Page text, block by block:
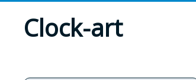
Clock-art